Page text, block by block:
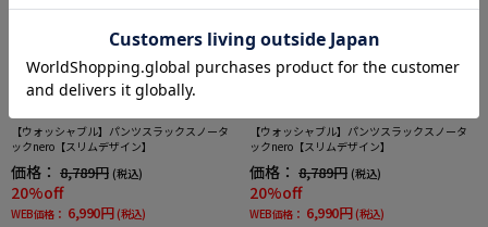
【ウォッシャブル】パンツスラックスノータ
ックnero【スリムデザイン】
価格： 8,789円 (税込)
20%off
WEB価格： 6,990円 (税込)
【ウォッシャブル】パンツスラックスノータ
ックnero【スリムデザイン】
価格： 8,789円 (税込)
20%off
WEB価格： 6,990円 (税込)